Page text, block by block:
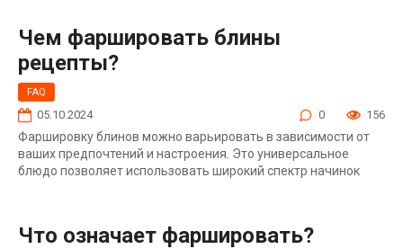
Чем фаршировать блины
рецепты?
FAQ
05.10.2024 0 156
Фаршировку блинов можно варьировать в зависимости от
ваших предпочтений и настроения. Это универсальное
блюдо позволяет использовать широкий спектр начинок
Что означает фаршировать?